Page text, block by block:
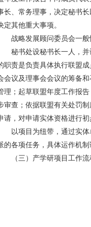
长、常务理事，决定秘书
定其他重大事项。
战略发展顾问委员会一
秘书处设秘书长一人，
职责是负责具体执行联盟
会议及理事会会议的筹备
理；起草联盟年度工作报
审查；依据联盟有关处罚
请，对申请实体资格进行
以项目为纽带，通过实
的各项任务，具体运作机
（三）产学研项目工作